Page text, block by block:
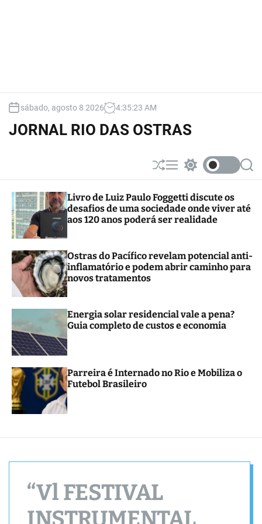
sábado, agosto 8 2026 4:35:25 AM
JORNAL RIO DAS OSTRAS
S
h
ff
l
e
M
e
u
w
t
c
h
o
r
e
S
e
c
Livro de Luiz Paulo Foggetti discute os
desafios de uma sociedade onde viver até
aos 120 anos poderá ser realidade
Ostras do Pacífico revelam potencial anti-
inflamatório e podem abrir caminho para
novos tratamentos
Energia solar residencial vale a pena?
Guia completo de custos e economia
Parreira é Internado no Rio e Mobiliza o
Futebol Brasileiro
“Vl FESTIVAL